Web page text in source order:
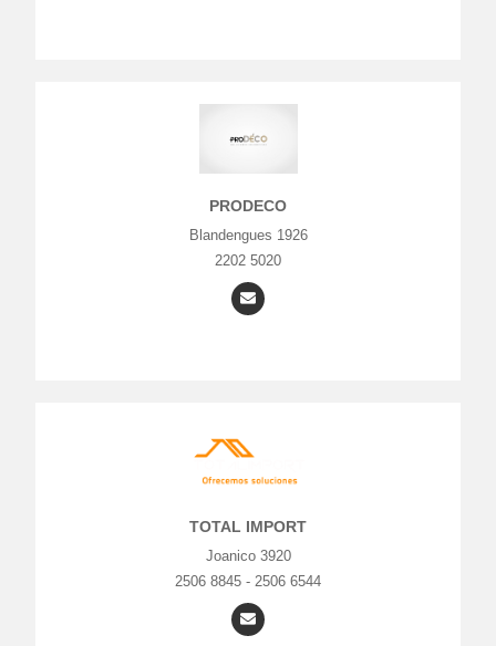
PRODECO
Blandengues 1926
2202 5020
TOTAL IMPORT
Joanico 3920
2506 8845 - 2506 6544